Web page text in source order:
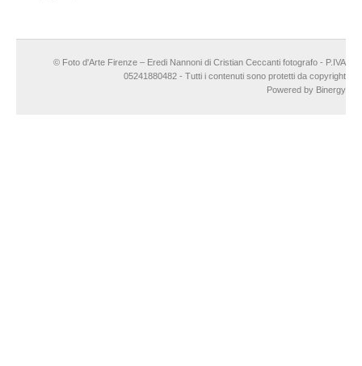
© Foto d'Arte Firenze – Eredi Nannoni di Cristian Ceccanti fotografo - P.IVA
05241880482 - Tutti i contenuti sono protetti da copyright
Powered by Binergy